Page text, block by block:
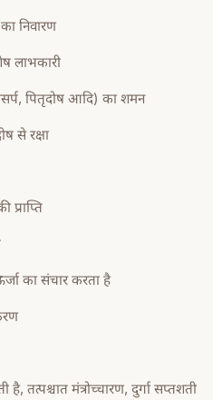
निवारण
लाभकारी
पितृदोष आदि) का शमन
से रक्षा
प्राप्ति
का संचार करता है
तत्पश्चात मंत्रोच्चारण, दुर्गा सप्तशती